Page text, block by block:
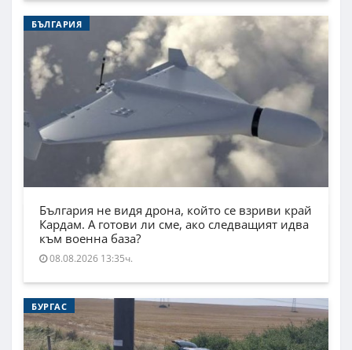
БЪЛГАРИЯ
България не видя дрона, който се взриви край
Кардам. А готови ли сме, ако следващият идва
към военна база?
08.08.2026 13:35ч.
БУРГАС